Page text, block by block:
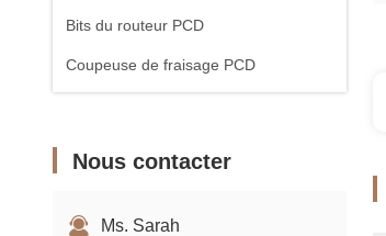
Bits du routeur PCD
Coupeuse de fraisage PCD
Nous contacter
Ms. Sarah